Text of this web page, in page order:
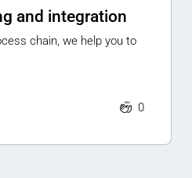
and integration
chain, we help you to
0